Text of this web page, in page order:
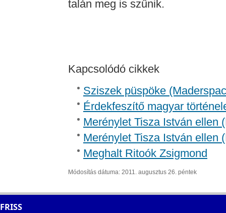
talán meg is szűnik.
Kapcsolódó cikkek
Sziszek püspöke
Érdekfeszítő magyar
Merénylet Tisza István ellen
Merénylet Tisza István ellen
Meghalt Ritoók Zsigmond
Módosítás dátuma: 2011. augusztus 26. péntek
FRISS